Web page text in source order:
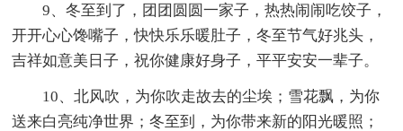
9、冬至到了，团团圆圆一家子，热热闹闹吃饺子，
开开心心馋嘴子，快快乐乐暖肚子，冬至节气好兆头，
吉祥如意美日子，祝你健康好身子，平平安安一辈子。
10、北风吹，为你吹走故去的尘埃；雪花飘，为你
送来白亮纯净世界；冬至到，为你带来新的阳光暖照；